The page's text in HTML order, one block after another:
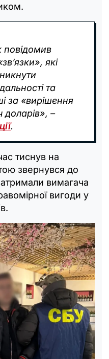
повідомив
які
та
за «вирішення
доларів», –
.
тиснув на
звернувся до
вимагача
вигоди у